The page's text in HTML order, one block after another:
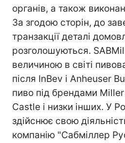
органів, а також
За згодою сторін, до
транзакції деталі
розголошуються.
величиною в світі
після InBev і Anheuser
пиво під брендами
Castle і низки інших. У
здійснює свою
компанію "Сабміллер